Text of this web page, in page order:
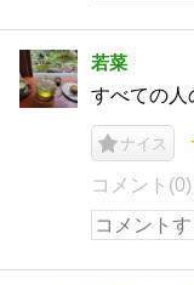
若菜
すべての人
ナイス
コメント(0)